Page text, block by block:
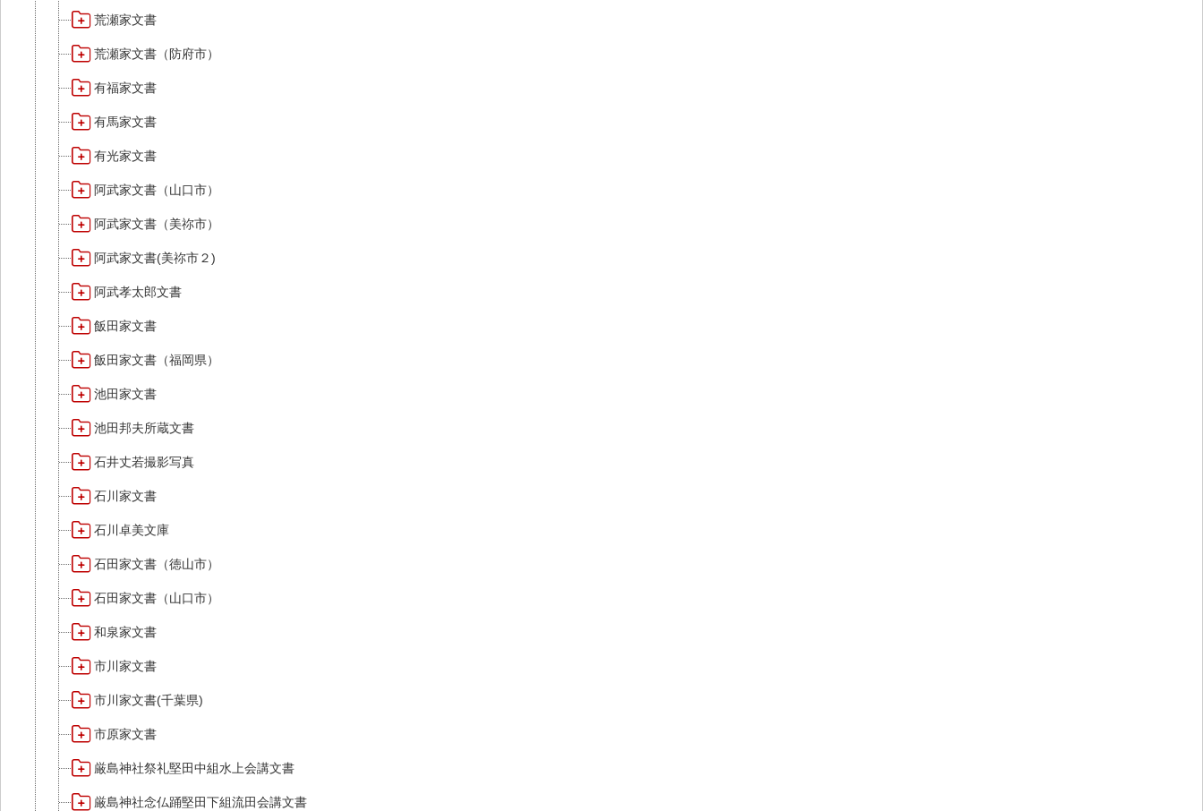
荒瀬家文書
荒瀬家文書（防府市）
有福家文書
有馬家文書
有光家文書
阿武家文書（山口市）
阿武家文書（美祢市）
阿武家文書(美祢市２)
阿武孝太郎文書
飯田家文書
飯田家文書（福岡県）
池田家文書
池田邦夫所蔵文書
石井丈若撮影写真
石川家文書
石川卓美文庫
石田家文書（徳山市）
石田家文書（山口市）
和泉家文書
市川家文書
市川家文書(千葉県)
市原家文書
厳島神社祭礼堅田中組水上会講文書
厳島神社念仏踊堅田下組流田会講文書